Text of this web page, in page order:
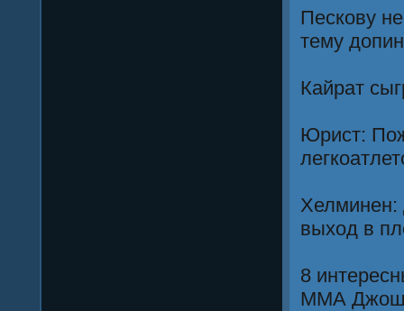
Пескову
тему
Кайрат
Юрист:
Хелминен:
выход в
8
ММА